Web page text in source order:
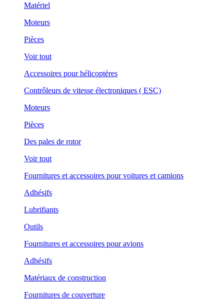
Matériel
Moteurs
Pièces
Voir tout
Accessoires pour hélicoptères
Contrôleurs de vitesse électroniques ( ESC)
Moteurs
Pièces
Des pales de rotor
Voir tout
Fournitures et accessoires pour voitures et camions
Adhésifs
Lubrifiants
Outils
Fournitures et accessoires pour avions
Adhésifs
Matériaux de construction
Fournitures de couverture